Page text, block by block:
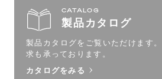
CATALOG
製品カタログ
製品カタログをご覧いただけます。
求も承っております。
カタログをみる